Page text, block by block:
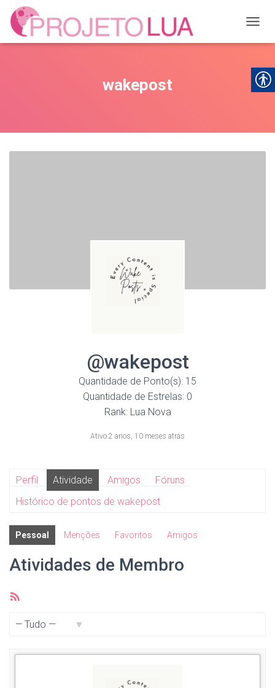
wakepost
@wakepost
Quantidade de Ponto(s): 15
Quantidade de Estrelas: 0
Rank: Lua Nova
Ativo 2 anos, 10 meses atrás
Perfil Atividade Amigos
Fóruns
Histórico de pontos de wakepost
Pessoal Menções Favoritos Amigos
Atividades de Membro